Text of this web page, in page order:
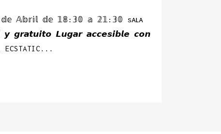
𝕕𝕖 𝔸𝕓𝕣𝕚𝕝 𝕕𝕖 𝟙𝟠:𝟛𝟘 𝕒 𝟚𝟙:𝟛𝟘 sᴀʟᴀ
𝙜𝙧𝙖𝙩𝙪𝙞𝙩𝙤 𝙇𝙪𝙜𝙖𝙧 𝙖𝙘𝙘𝙚𝙨𝙞𝙗𝙡𝙚 𝙘𝙤𝙣